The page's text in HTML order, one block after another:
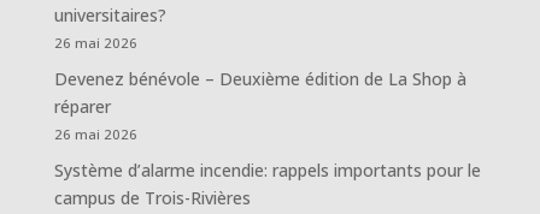
universitaires?
26 mai 2026
Devenez bénévole – Deuxième édition de La Shop à
réparer
26 mai 2026
Système d’alarme incendie: rappels importants pour le
campus de Trois-Rivières